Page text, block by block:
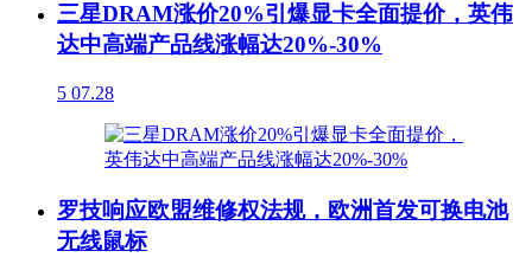
三星DRAM涨价20%引爆显卡全面提价，英伟
达中高端产品线涨幅达20%-30%
5 07.28
罗技响应欧盟维修权法规，欧洲首发可换电池
无线鼠标